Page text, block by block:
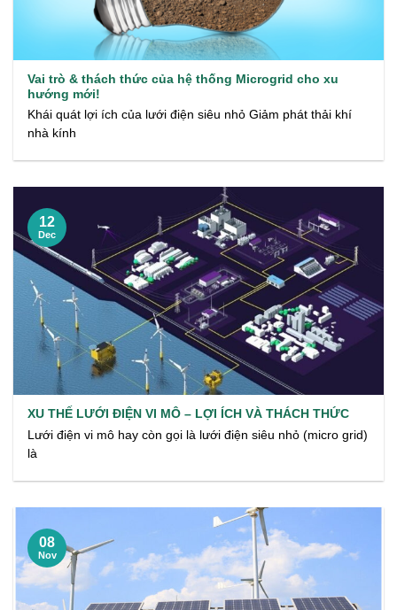
Vai trò & thách thức của hệ thống Microgrid cho xu
hướng mới!
Khái quát lợi ích của lưới điện siêu nhỏ Giảm phát thải khí
nhà kính
XU THẾ LƯỚI ĐIỆN VI MÔ – LỢI ÍCH VÀ THÁCH THỨC
Lưới điện vi mô hay còn gọi là lưới điện siêu nhỏ (micro grid)
là
12
Dec
08
Nov